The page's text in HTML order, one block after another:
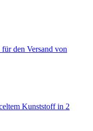
den Versand von
Kunststoff in 2